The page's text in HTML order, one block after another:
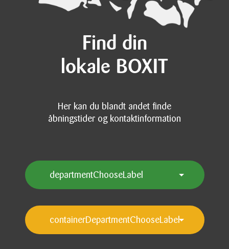
Find din
lokale BOXIT
Her kan du blandt andet finde
åbningstider og kontaktinformation